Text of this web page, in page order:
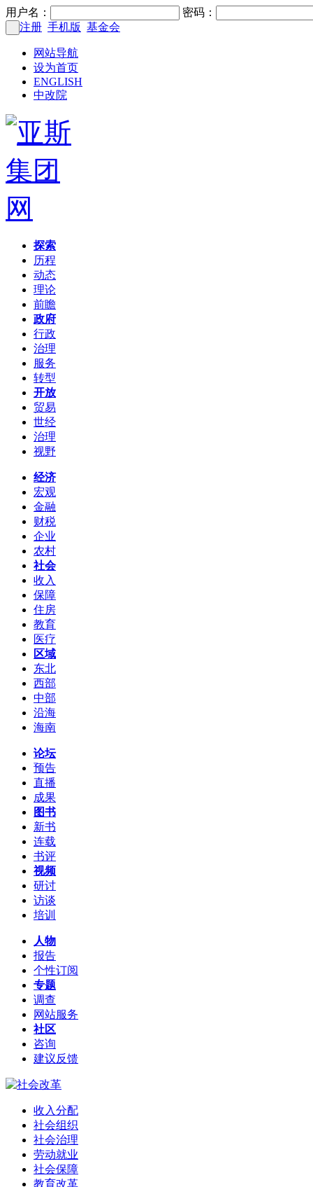
用户名：
密码：
注册 手机版 基金会
网站导航
设为首页
ENGLISH
中改院
探索
历程
动态
理论
前瞻
政府
行政
治理
服务
转型
开放
贸易
世经
治理
视野
经济
宏观
金融
财税
企业
农村
社会
收入
保障
住房
教育
医疗
区域
东北
西部
中部
沿海
海南
论坛
预告
直播
成果
图书
新书
连载
书评
视频
研讨
访谈
培训
人物
报告
个性订阅
专题
调查
网站服务
社区
咨询
建议反馈
收入分配
社会组织
社会治理
劳动就业
社会保障
教育改革